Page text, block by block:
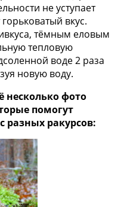
не уступает
вкус.
тёмным еловым
тепловую
воде 2 раза
новую воду.
несколько фото
помогут
разных ракурсов: